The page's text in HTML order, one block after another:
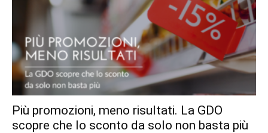
Più promozioni, meno risultati. La GDO
scopre che lo sconto da solo non basta più